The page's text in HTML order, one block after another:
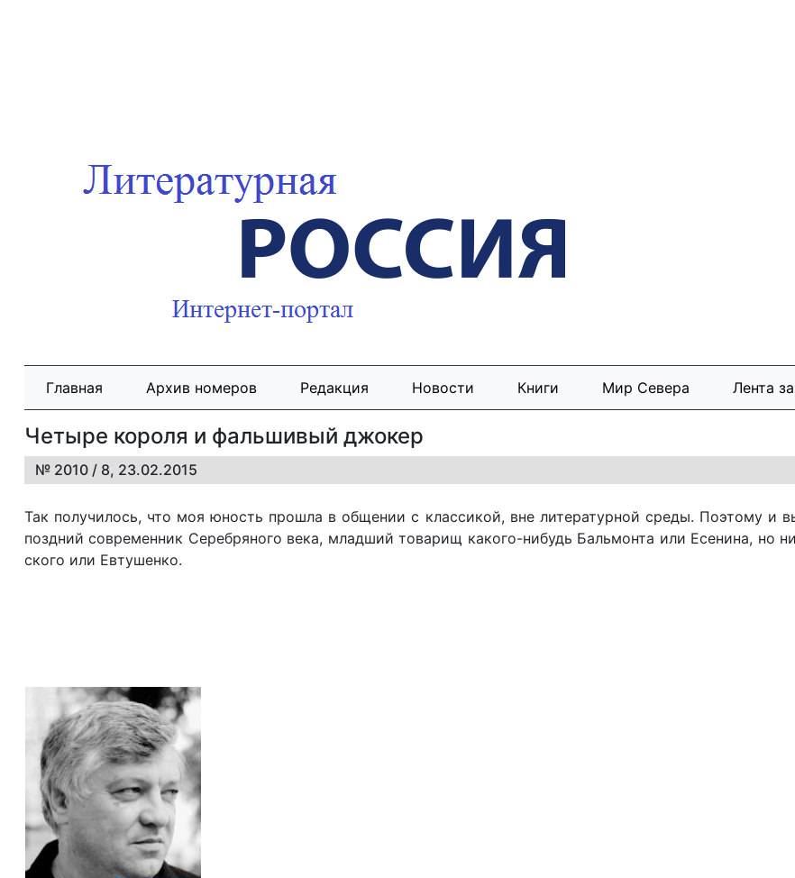
Главная Архив номеров Редакция Новости Книги Мир Севера Лента
Четыре короля и фальшивый джокер
№ 2010 / 8, 23.02.2015
Так по­лу­чи­лось, что моя юность про­шла в об­ще­нии с клас­си­кой, вне ли­те­ра­тур­ной сре­ды. По­это­му и
по­зд­ний со­вре­мен­ник Се­ре­б­ря­но­го ве­ка, млад­ший то­ва­рищ ка­ко­го-ни­будь Баль­мон­та или Есе­ни­на, но
ско­го или Ев­ту­шен­ко.